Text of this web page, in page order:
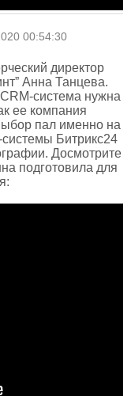
00:54:30
директор
Анна Танцева.
система нужна
ее компания
пал именно на
Битрикс24
Досмотрите
подготовила для